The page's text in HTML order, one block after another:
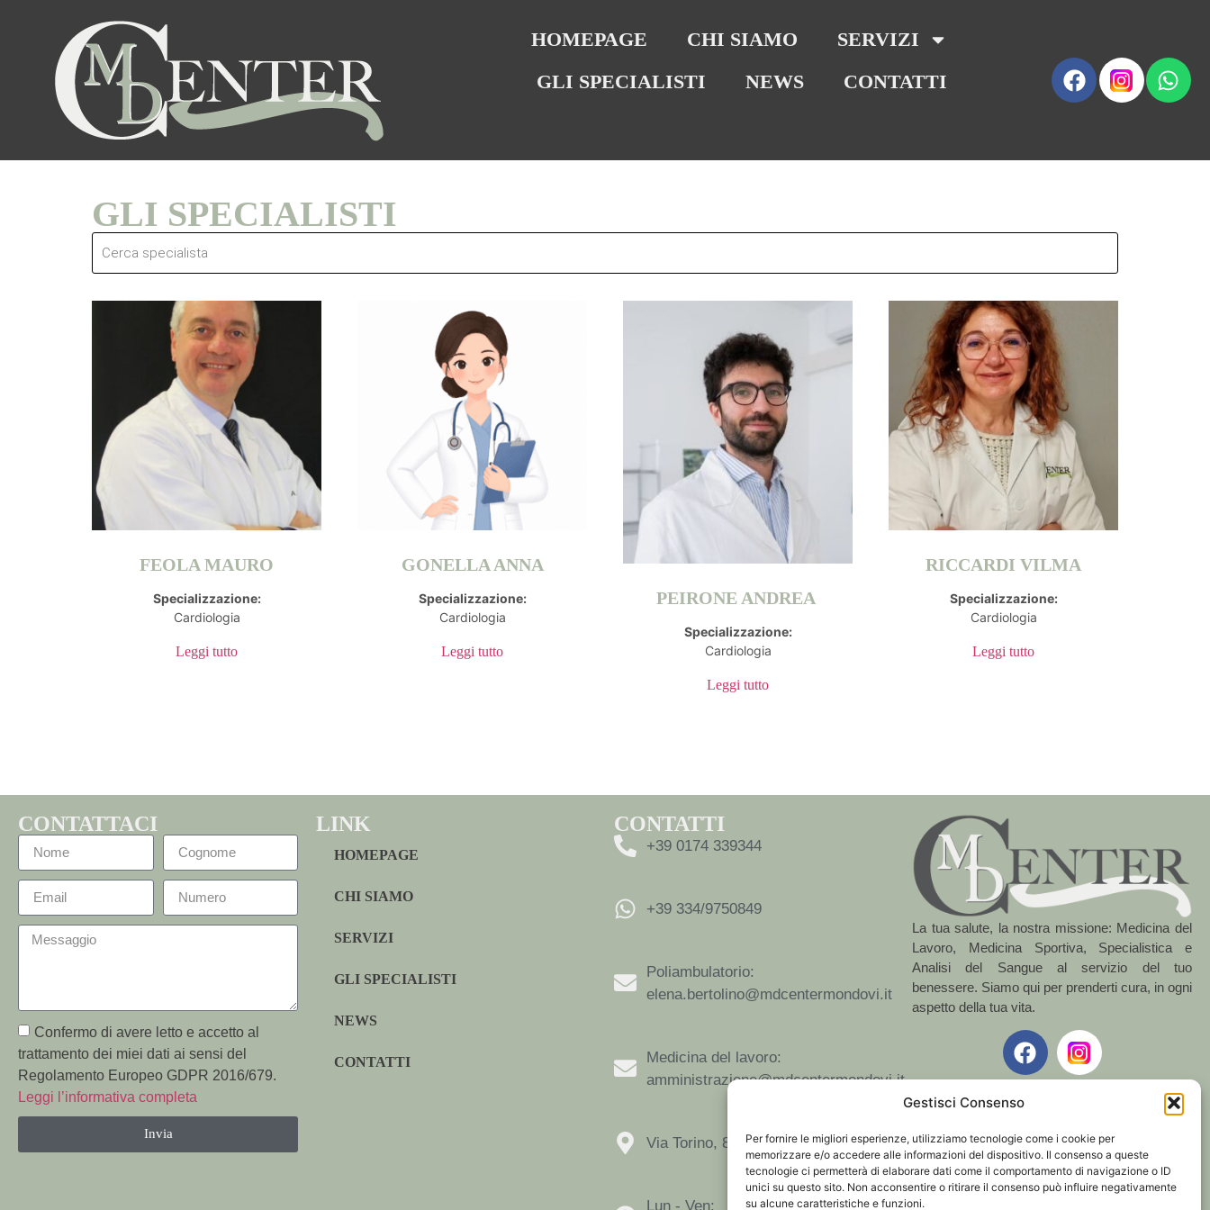
Gestisci Consenso
Per fornire le migliori esperienze, utilizziamo tecnologie come i cookie per
memorizzare e/o accedere alle informazioni del dispositivo. Il consenso a queste
tecnologie ci permetterà di elaborare dati come il comportamento di navigazione o ID
unici su questo sito. Non acconsentire o ritirare il consenso può influire negativamente
su alcune caratteristiche e funzioni.
HOMEPAGE CHI SIAMO
SERVIZI
GLI SPECIALISTI
NEWS CONTATTI
GLI SPECIALISTI
FEOLA MAURO
Specializzazione:
Cardiologia
Leggi tutto
GONELLA ANNA
Specializzazione:
Cardiologia
Leggi tutto
PEIRONE ANDREA ​
Specializzazione:
Cardiologia
Leggi tutto
RICCARDI VILMA
Specializzazione:
Cardiologia
Leggi tutto
CONTATTACI
Confermo di avere letto e accetto al
trattamento dei miei dati ai sensi del
Regolamento Europeo GDPR 2016/679.
Leggi l’informativa completa
Invia
LINK
HOMEPAGE
CHI SIAMO
SERVIZI
GLI SPECIALISTI
NEWS
CONTATTI
CONTATTI
+39 0174 339344
+39 334/9750849
Poliambulatorio:
elena.bertolino@mdcentermondovi.it
Medicina del lavoro:
amministrazione@mdcentermondovi.it
Via Torino, 8D 12084 Mondovì (CN)
Lun - Ven:
La tua salute, la nostra missione: Medicina del
Lavoro, Medicina Sportiva, Specialistica e
Analisi del Sangue al servizio del tuo
benessere. Siamo qui per prenderti cura, in ogni
aspetto della tua vita.